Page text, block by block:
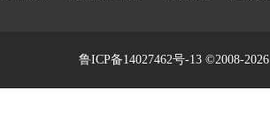
鲁ICP备14027462号-13©2008-2026